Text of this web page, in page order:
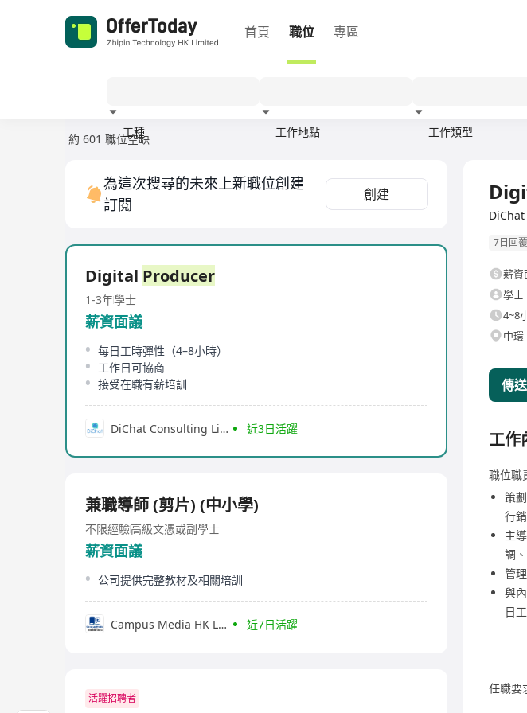
首頁 職位 專區
工種 工作地點 工作類型
約 601 職位空缺
為這次搜尋的未來上新職位創建
訂閱
創建
Digital Producer
1-3年學士
薪資面議
每日工時彈性（4–8小時）
工作日可協商
接受在職有薪培訓
DiChat Consulting Limited 近3日活躍
兼職導師 (剪片) (中小學)
不限經驗高級文憑或副學士
薪資面議
公司提供完整教材及相關培訓
Campus Media HK Limited 近7日活躍
活躍招聘者
7日回
薪資
學士
4~8
中環
傳
工作
職位職
策
行
主
調
管
與
日
任職要